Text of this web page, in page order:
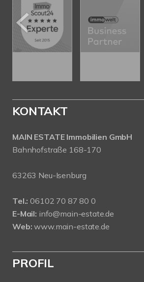
KONTAKT
MAIN ESTATE Immobilien GmbH
Bahnhofstraße 168-170
63263 Neu-Isenburg
Tel.: 06102 70 87 80 0
E-Mail: info@main-estate.de
Web: www.main-estate.de
PROFIL